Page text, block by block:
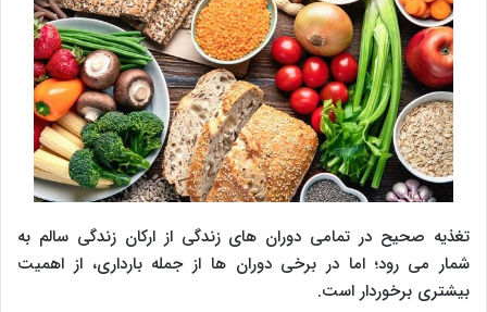
تغذیه صحیح در تمامی دوران های زندگی از ارکان زندگی سالم به
شمار می رود؛ اما در برخی دوران ها از جمله بارداری، از اهمیت
بیشتری برخوردار است.